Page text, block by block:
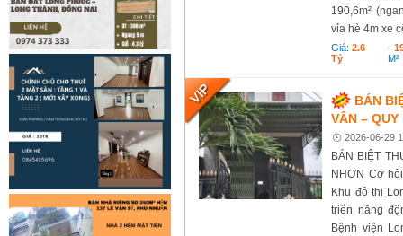
190,6m²
vỉa hè 4m xe
Giá:2.6
Tỷ
-
M²
BÁN
VÂN – QUY
2026-06-29
BÁN BIỆT
NHƠN Cơ
Khu đô thị
triển năng
Bệnh viện